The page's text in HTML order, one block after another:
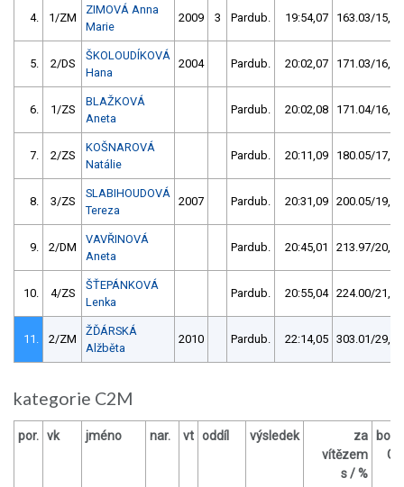
4. 1/ZM
ZIMOVÁ Anna
Marie
2009 3 Pardub. 19:54,07 163.03/15,8
5. 2/DS
ŠKOLOUDÍKOVÁ
Hana
2004 Pardub. 20:02,07 171.03/16,6
6. 1/ZS
BLAŽKOVÁ
Aneta
Pardub. 20:02,08 171.04/16,6
7. 2/ZS
KOŠNAROVÁ
Natálie
Pardub. 20:11,09 180.05/17,5
8. 3/ZS
SLABIHOUDOVÁ
Tereza
2007 Pardub. 20:31,09 200.05/19,4
9. 2/DM
VAVŘINOVÁ
Aneta
Pardub. 20:45,01 213.97/20,8
10. 4/ZS
ŠŤEPÁNKOVÁ
Lenka
Pardub. 20:55,04 224.00/21,7
11. 2/ZM
ŽĎÁRSKÁ
Alžběta
2010 Pardub. 22:14,05 303.01/29,4
kategorie C2M
por. vk jméno nar. vt oddíl výsledek
za
vítězem
s / %
body
OČ